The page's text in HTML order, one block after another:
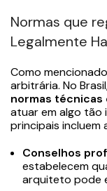
Normas que
Legalmente
Como
arbitrária. No
normas técnicas
atuar em algo tão
principais incluem
Conselhos
estabelecem
arquiteto pode